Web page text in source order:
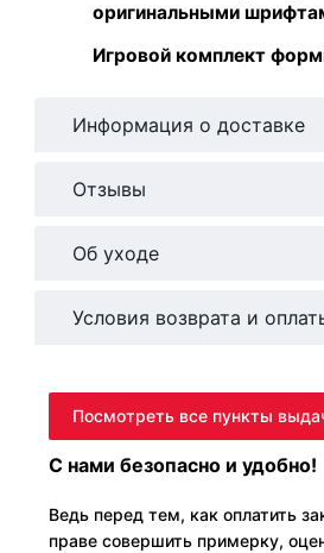
оригинальными
Игровой комплект
Информация о доставке
Отзывы
Об уходе
Условия возврата и
Посмотреть все пункты
С нами безопасно и удобно!
Ведь перед тем, как оплатить
праве совершить примерку,